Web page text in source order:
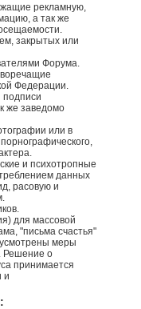
рекламную,
а так же
закрытых или
Форума.
Федерации.
подписи
же заведомо
или в
и психотропные
данных
расовую и
для массовой
"письма счастья"
меры
Решение о
принимается
и